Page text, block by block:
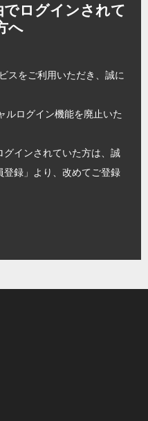
ログインされて
へ
スをご利用いただき、誠に
ログイン機能を廃止いた
グインされていた方は、誠
録」より、改めてご登録